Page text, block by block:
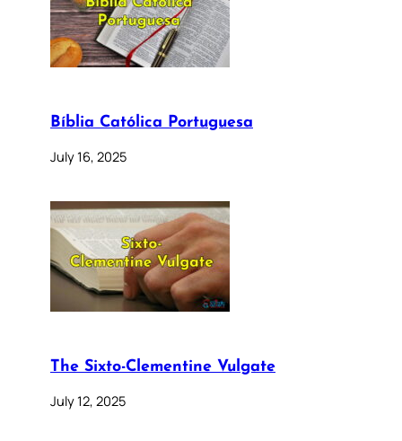
Bíblia Católica Portuguesa
July 16, 2025
The Sixto-Clementine Vulgate
July 12, 2025